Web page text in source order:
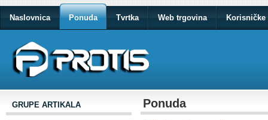
Naslovnica Ponuda Tvrtka Web trgovina Korisničke
GRUPE ARTIKALA Ponuda